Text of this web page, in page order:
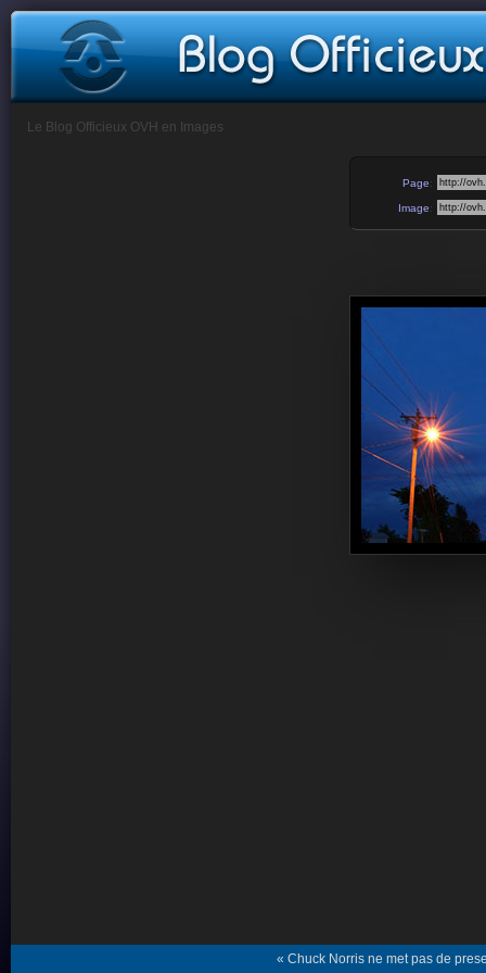
Le Blog Officieux OVH en Images
Page:
Image:
« Chuck Norris ne met pas de